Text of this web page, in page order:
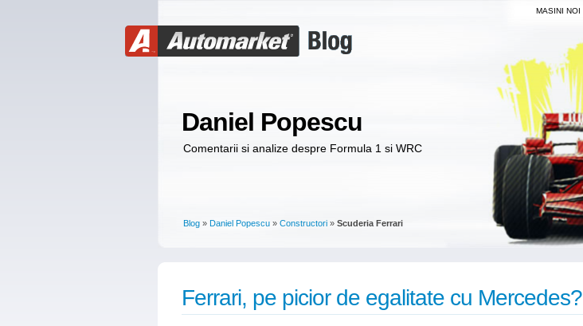
Daniel Popescu
Comentarii si analize despre Formula 1 si WRC
MASINI NOI
Blog » Daniel Popescu » Constructori » Scuderia Ferrari
Ferrari, pe picior de egalitate cu Mercedes?